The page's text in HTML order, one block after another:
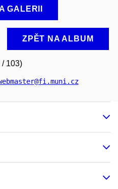
GALERII
ZPĚT NA ALBUM
/ 103)
@fi.muni.cz